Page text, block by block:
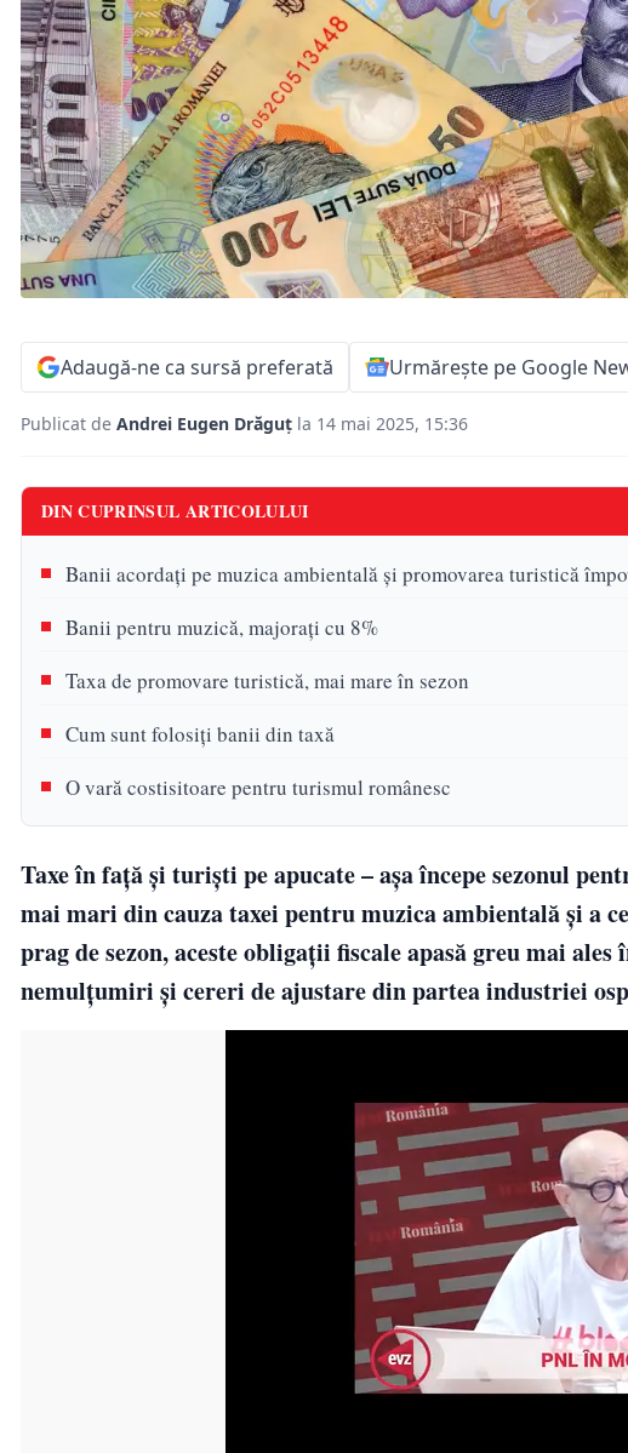
Adaugă-ne ca sursă preferată Urmărește pe Google
Publicat de Andrei Eugen Drăguț la 14 mai 2025, 15:36
DIN CUPRINSUL ARTICOLULUI
Banii acordați pe muzica ambientală și promovarea turistică
Banii pentru muzică, majorați cu 8%
Taxa de promovare turistică, mai mare în sezon
Cum sunt folosiți banii din taxă
O vară costisitoare pentru turismul românesc
Taxe în față și turiști pe apucate – așa începe sezonul
mai mari din cauza taxei pentru muzica ambientală și a
prag de sezon, aceste obligații fiscale apasă greu mai
nemulțumiri și cereri de ajustare din partea industriei